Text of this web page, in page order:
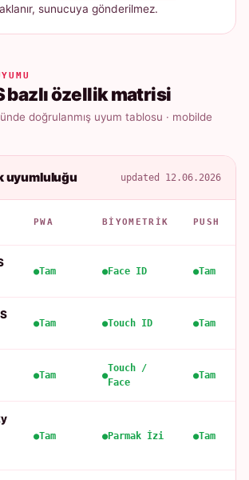
sunucuya gönderilmez.
bazlı özellik matrisi
doğrulanmış uyum tablosu · mobilde
uyumluluğu updated 12.06.2026
PWA BIYOMETRIK PUSH
Tam Face ID Tam
Tam Touch ID Tam
Tam
Touch /
Face
Tam
Tam Parmak İzi Tam